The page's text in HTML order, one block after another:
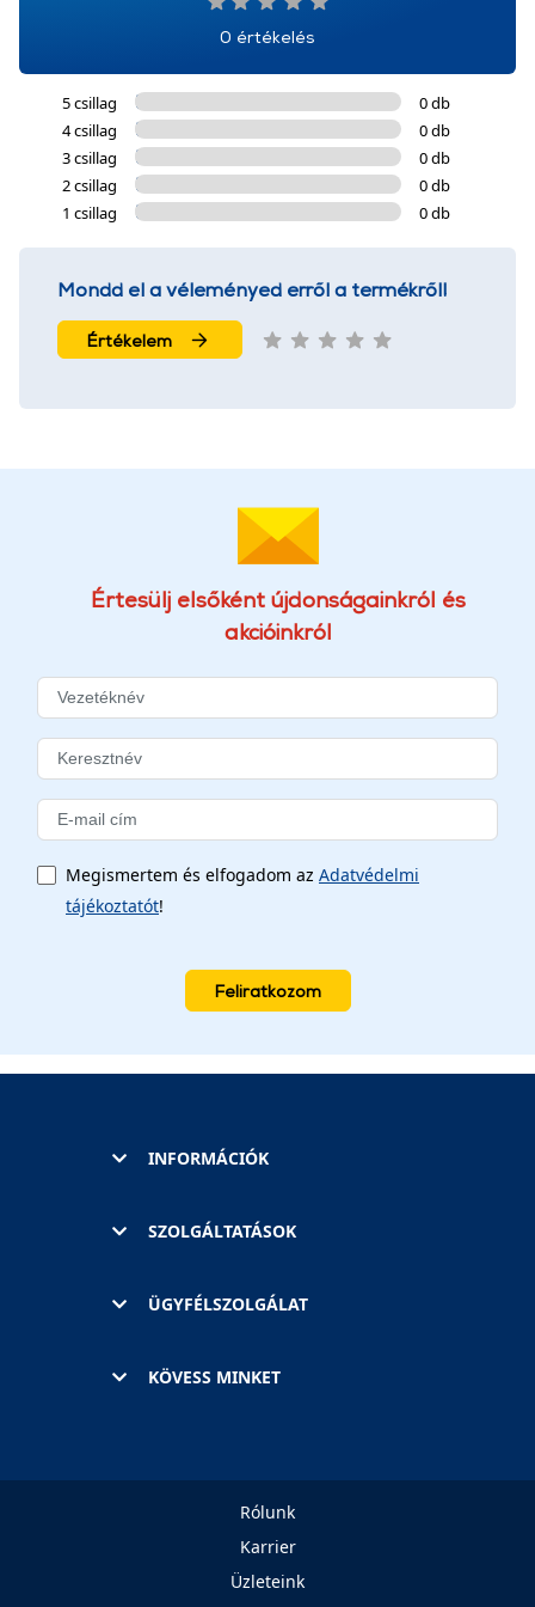
0 értékelés
5 csillag
0 db
4 csillag
0 db
3 csillag
0 db
2 csillag
0 db
1 csillag
0 db
Mondd el a véleményed erről a termékről!
Értékelem
Értesülj elsőként újdonságainkról és
akcióinkról
Megismertem és elfogadom az Adatvédelmi
tájékoztatót!
Feliratkozom
INFORMÁCIÓK
SZOLGÁLTATÁSOK
ÜGYFÉLSZOLGÁLAT
KÖVESS MINKET
Rólunk
Karrier
Üzleteink